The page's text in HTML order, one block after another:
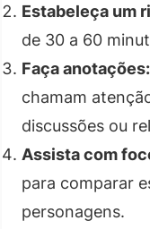
Estabeleça um
de 30 a 60
Faça anotações:
chamam
discussões ou
Assista com
para comparar
personagens.